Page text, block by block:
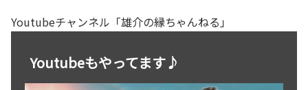
Youtubeチャンネル「雄介の縁ちゃんねる」
Youtubeもやってます♪